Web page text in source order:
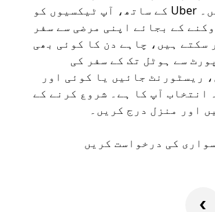
متبادل سمجھیں۔ Uber کے ساتھ، آپ ٹیکسیوں کو
کے بجائے اپنی مرضی سے سفر
سکتے ہیں، چاہے دن کا کوئی بھی
سے ہوٹل تک کے سفر کی
ریسٹورنٹ جائیں یا کوئی اور
انتخاب آپ کا ہے۔ شروع کرنے کے
اور منزل درج کریں۔